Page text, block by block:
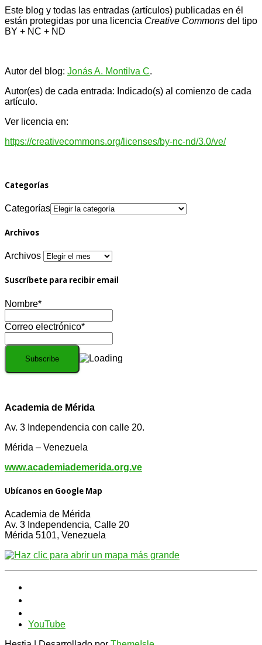
Este blog y todas las entradas (artículos) publicadas en él
están protegidas por una licencia Creative Commons del tipo
BY + NC + ND
Autor del blog: Jonás A. Montilva C.
Autor(es) de cada entrada: Indicado(s) al comienzo de cada
artículo.
Ver licencia en:
https://creativecommons.org/licenses/by-nc-nd/3.0/ve/
Categorías
Categorías
Archivos
Archivos
Suscríbete para recibir email
Nombre*
Correo electrónico*
Academia de Mérida
Av. 3 Independencia con calle 20.
Mérida – Venezuela
www.academiademerida.org.ve
Ubícanos en Google Map
Academia de Mérida
Av. 3 Independencia, Calle 20
Mérida 5101, Venezuela
YouTube